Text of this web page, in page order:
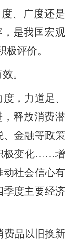
、广度还是
，是我国宏观
评价。
。
，力道足、
，释放消费潜
、金融等政策
极变化……增
动社会信心有
季度主要经济
费品以旧换新